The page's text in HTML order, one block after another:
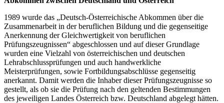
1989 wurde das „Deutsch-Österreichische Abkommen über die
Zusammenarbeit in der beruflichen Bildung und die gegenseitige
Anerkennung der Gleichwertigkeit von beruflichen
Prüfungszeugnissen“ abgeschlossen und auf dieser Grundlage
wurden eine Vielzahl von österreichischen und deutschen
Lehrabschlussprüfungen und auch handwerkliche
Meisterprüfungen, sowie Fortbildungsabschlüsse gegenseitig
anerkannt. Damit werden die Inhaber dieser Prüfungszeugnisse so
gestellt, als ob sie die Prüfung nach den geltenden Bestimmungen
des jeweiligen Landes Österreich bzw. Deutschland abgelegt hätten.